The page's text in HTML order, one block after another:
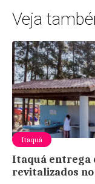
Veja
Itaquá
Itaquá entrega
revitalizados